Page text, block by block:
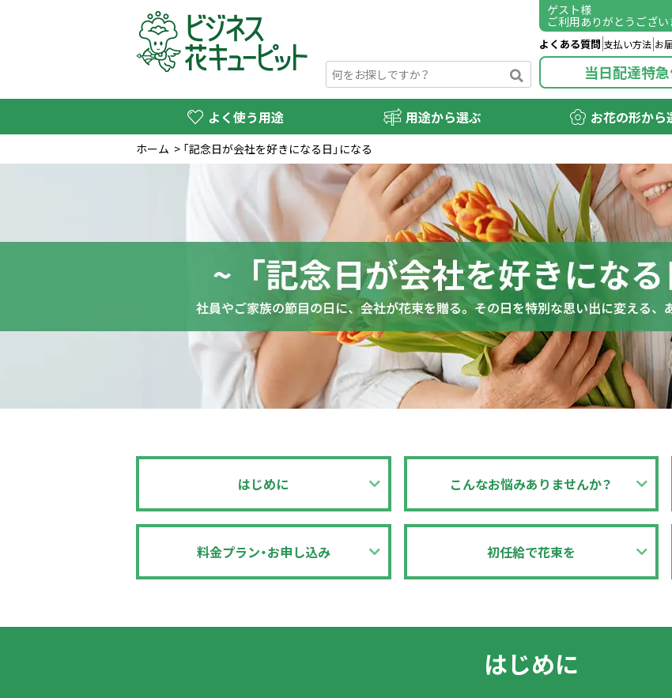
ゲスト様
ご利用ありがとうござい
よくある質問 支払い方法 お
当日配達特
よく使う用途 用途から選ぶ お花の形から
ホーム > 「記念日が会社を好きになる日」になる
はじめに こんなお悩みありませんか？
料金プラン・お申し込み 初任給で花束を
はじめに